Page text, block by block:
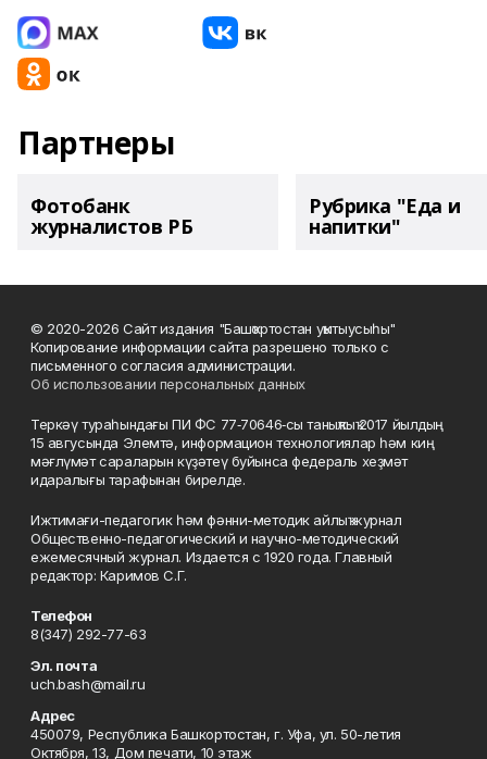
Партнеры
Фотобанк
журналистов РБ
Рубрика "Еда и
напитки"
© 2020-2026 Сайт издания "Башҡортостан уҡытыусыһы"
Копирование информации сайта разрешено только с
письменного согласия администрации.
Об использовании персональных данных
Теркәү тураһындағы ПИ ФС 77‑70646‑сы таныҡлыҡ 2017 йылдың
15 авгусында Элемтә, информацион технологиялар һәм киң
мәғлүмәт сараларын күҙәтеү буйынса федераль хеҙмәт
идаралығы тарафынан бирелде.
Ижтимағи-педагогик һәм фәнни-методик айлыҡ журнал
Общественно-педагогический и научно-методический
ежемесячный журнал. Издается с 1920 года. Главный
редактор: Каримов С.Г.
Телефон
8(347) 292-77-63
Эл. почта
uch.bash@mail.ru
Адрес
450079, Республика Башкортостан, г. Уфа, ул. 50-летия
Октября, 13, Дом печати, 10 этаж